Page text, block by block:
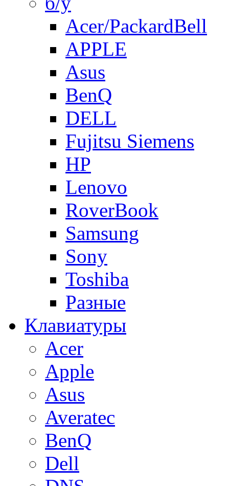
Acer/PackardBell
APPLE
Asus
BenQ
DELL
Fujitsu Siemens
HP
Lenovo
RoverBook
Samsung
Sony
Toshiba
Разные
Клавиатуры
Acer
Apple
Asus
Averatec
BenQ
Dell